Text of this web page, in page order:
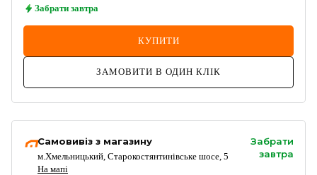
Забрати завтра
КУПИТИ
ЗАМОВИТИ В ОДИН КЛІК
Самовивіз з магазину
м.Хмельницький, Старокостянтинівське шосе, 5
На мапі
Забрати
завтра